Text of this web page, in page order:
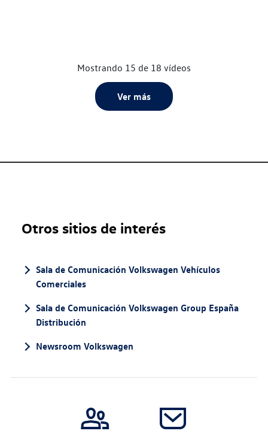
Mostrando 15 de 18 vídeos
Ver más
Otros sitios de interés
Sala de Comunicación Volkswagen Vehículos
Comerciales
Sala de Comunicación Volkswagen Group España
Distribución
Newsroom Volkswagen